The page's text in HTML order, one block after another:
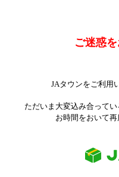
ご迷惑
JAタウンをご利用
ただいま大変込み合って
お時間をおいて